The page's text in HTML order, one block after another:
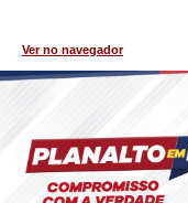
Ver no navegador